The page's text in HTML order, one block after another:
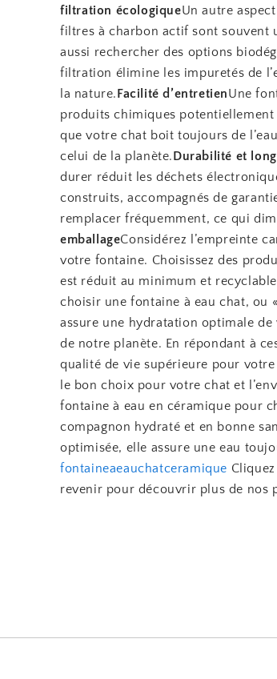
filtration écologiqueUn autre
filtres à charbon actif sont souvent
aussi rechercher des options
filtration élimine les impuretés de
la nature.Facilité d’entretienUne
produits chimiques
que votre chat boit toujours de
celui de la planète.Durabilité et
durer réduit les déchets
construits, accompagnés de
remplacer fréquemment, ce qui
emballageConsidérez l’empreinte
votre fontaine. Choisissez des
est réduit au minimum et
choisir une fontaine à eau chat, ou
assure une hydratation optimale
de notre planète. En répondant à
qualité de vie supérieure pour
le bon choix pour votre chat et
fontaine à eau en céramique pour
compagnon hydraté et en bonne
optimisée, elle assure une eau
fontaineaeauchatceramique
revenir pour découvrir plus de nos